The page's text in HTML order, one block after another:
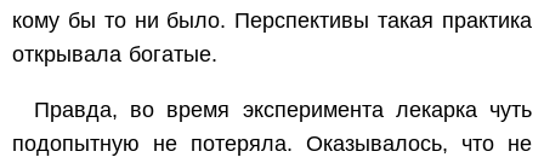
кому бы то ни было. Перспективы такая практика
открывала богатые.
Правда, во время эксперимента лекарка чуть
подопытную не потеряла. Оказывалось, что не